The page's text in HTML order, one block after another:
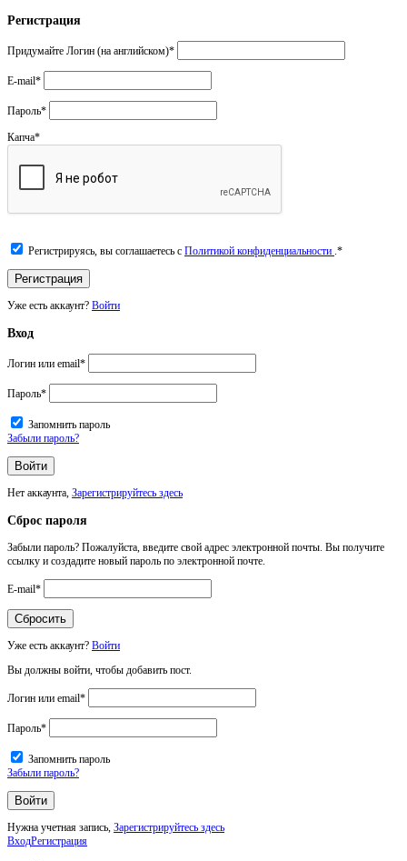
Регистрация
Придумайте Логин (на английском)*
E-mail*
Пароль*
Капча*
Регистрируясь, вы соглашаетесь с Политикой конфиденциальности .*
Уже есть аккаунт? Войти
Вход
Логин или email*
Пароль*
Запомнить пароль
Забыли пароль?
Нет аккаунта, Зарегистрируйтесь здесь
Сброс пароля
Забыли пароль? Пожалуйста, введите свой адрес электронной почты. Вы получите
ссылку и создадите новый пароль по электронной почте.
E-mail*
Уже есть аккаунт? Войти
Вы должны войти, чтобы добавить пост.
Логин или email*
Пароль*
Запомнить пароль
Забыли пароль?
Нужна учетная запись, Зарегистрируйтесь здесь
ВходРегистрация